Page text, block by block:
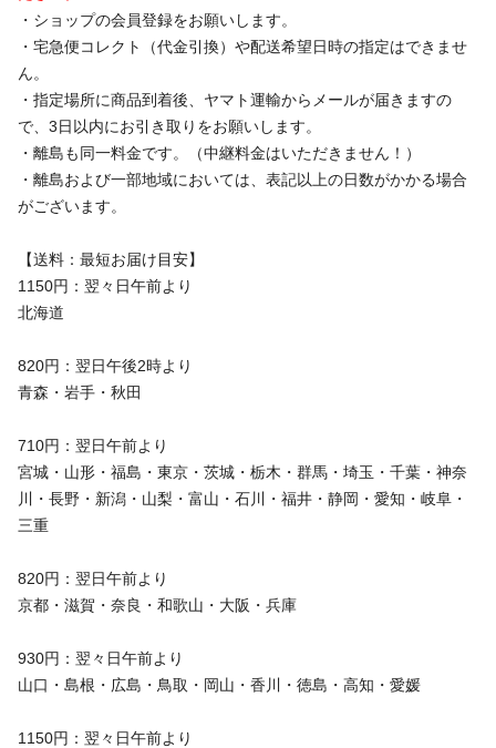
・ショップの会員登録をお願いします。
・宅急便コレクト（代金引換）や配送希望日時の指定はできませ
ん。
・指定場所に商品到着後、ヤマト運輸からメールが届きますの
で、3日以内にお引き取りをお願いします。
・離島も同一料金です。（中継料金はいただきません！）
・離島および一部地域においては、表記以上の日数がかかる場合
がございます。
【送料：最短お届け目安】
1150円：翌々日午前より
北海道
820円：翌日午後2時より
青森・岩手・秋田
710円：翌日午前より
宮城・山形・福島・東京・茨城・栃木・群馬・埼玉・千葉・神奈
川・長野・新潟・山梨・富山・石川・福井・静岡・愛知・岐阜・
三重
820円：翌日午前より
京都・滋賀・奈良・和歌山・大阪・兵庫
930円：翌々日午前より
山口・島根・広島・鳥取・岡山・香川・徳島・高知・愛媛
1150円：翌々日午前より